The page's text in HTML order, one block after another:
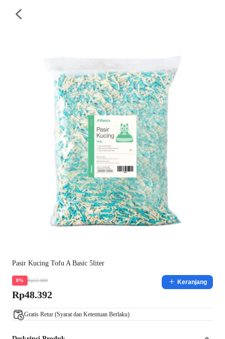
Pasir Kucing Tofu A Basic 5liter
8% Rp52.600
Rp48.392
Keranjang
Gratis Retur (Syarat dan Ketentuan Berlaku)